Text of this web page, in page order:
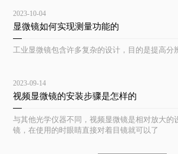
2023-10-04
显微镜如何实现测量功能的
工业显微镜包含许多复杂的设计，目的是提高分
2023-09-14
视频显微镜的安装步骤是怎样的
与其他光学仪器不同，视频显微镜是相对放大的
镜，在使用的时眼睛直接对着目镜就可以了